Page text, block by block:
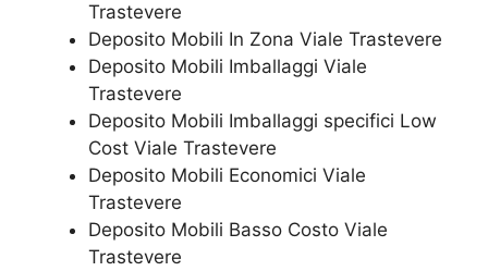
Trastevere
Deposito Mobili In Zona Viale Trastevere
Deposito Mobili Imballaggi Viale
Trastevere
Deposito Mobili Imballaggi specifici Low
Cost Viale Trastevere
Deposito Mobili Economici Viale
Trastevere
Deposito Mobili Basso Costo Viale
Trastevere